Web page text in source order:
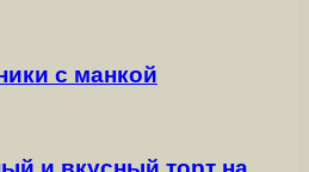
с манкой